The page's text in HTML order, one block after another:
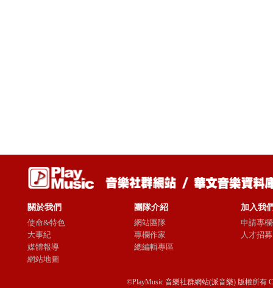
關於我們
使命&特色
大事紀
媒體報導
網站地圖
團隊介紹
網站團隊
專欄作家
總編輯專區
加入我
申請專
人才招募
©PlayMusic 音樂社群網站(派音樂) 版權所有